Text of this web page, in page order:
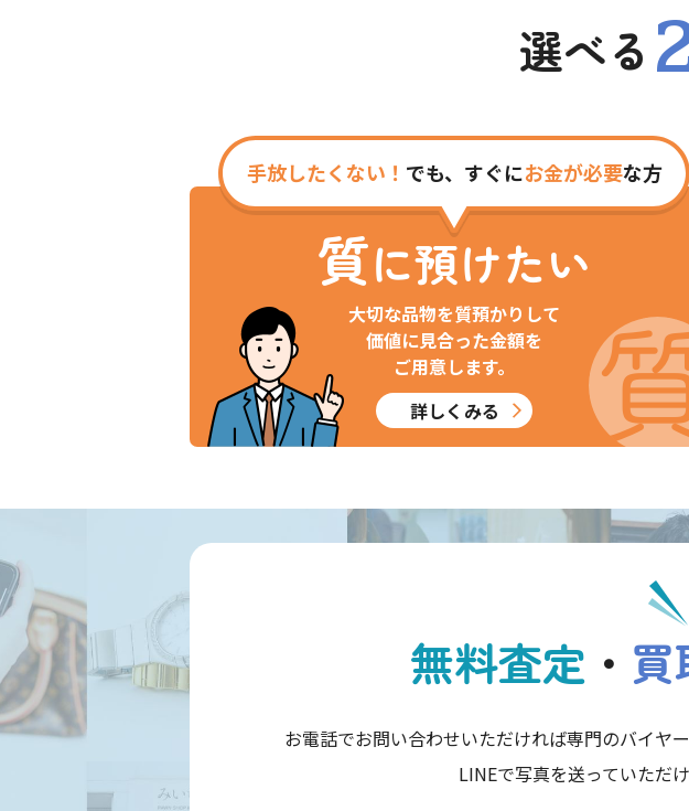
選べる
手放したくない！ でも、すぐにお金が必要な方
質に預けたい
大切な品物を質預かりして
価値に見合った金額を
ご用意します。
詳しくみる
無料査定 ・ 買
お電話でお問い合わせいただければ専門のバイヤ
LINEで写真を送っていただ